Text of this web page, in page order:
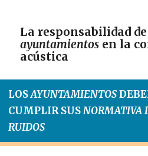
La responsabilidad
ayuntamientos en la
acústica
LOSAYUNTAMIENTOS
CUMPLIR SUSNORMATIVA
RUIDOS